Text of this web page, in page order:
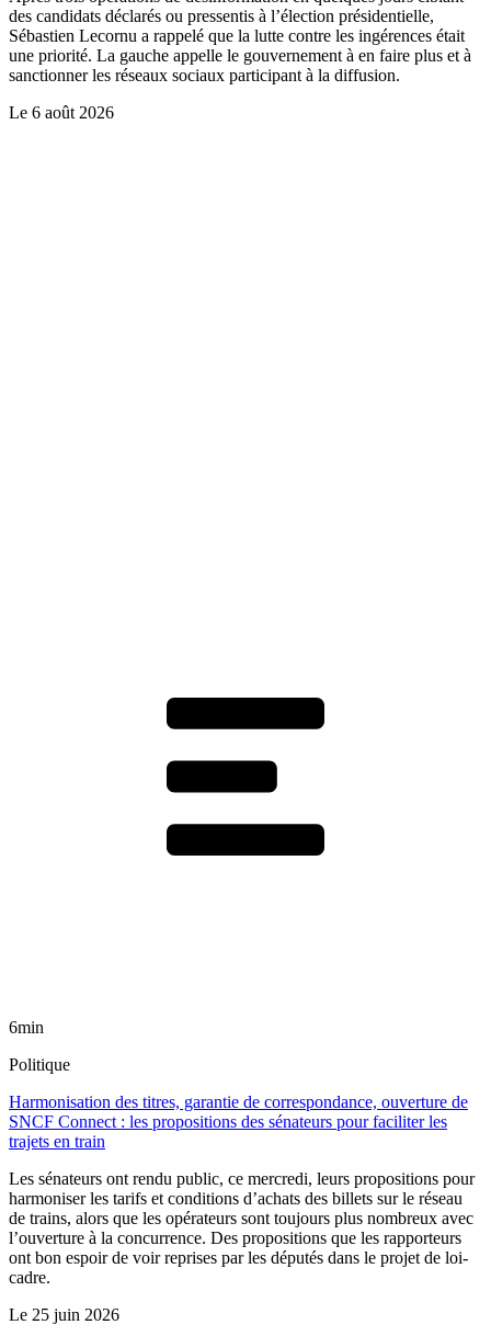
des candidats déclarés ou pressentis à l’élection présidentielle,
Sébastien Lecornu a rappelé que la lutte contre les ingérences était
une priorité. La gauche appelle le gouvernement à en faire plus et à
sanctionner les réseaux sociaux participant à la diffusion.
Le 6 août 2026
6min
Politique
Harmonisation des titres, garantie de correspondance, ouverture de
SNCF Connect : les propositions des sénateurs pour faciliter les
trajets en train
Les sénateurs ont rendu public, ce mercredi, leurs propositions pour
harmoniser les tarifs et conditions d’achats des billets sur le réseau
de trains, alors que les opérateurs sont toujours plus nombreux avec
l’ouverture à la concurrence. Des propositions que les rapporteurs
ont bon espoir de voir reprises par les députés dans le projet de loi-
cadre.
Le 25 juin 2026